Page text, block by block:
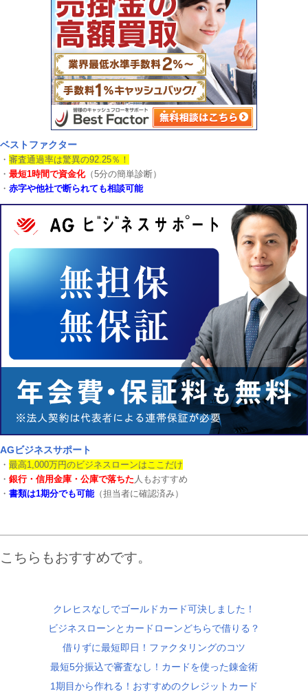
ベストファクター
・ 審査通過率は驚異の92.25％！
・ 最短1時間で資金化（5分の簡単診断）
・ 赤字や他社で断られても相談可能
AGビジネスサポート
・ 最高1,000万円のビジネスローンはここだけ
・ 銀行・信用金庫・公庫で落ちた 人もおすすめ
・ 書類は1期分でも可能 （担当者に確認済み）
こちらもおすすめです。
クレヒスなしでゴールドカード可決しました！
ビジネスローンとカードローンどちらで借りる？
借りずに最短即日！ファクタリングのコツ
最短5分振込で審査なし！カードを使った錬金術
1期目から作れる！おすすめのクレジットカード